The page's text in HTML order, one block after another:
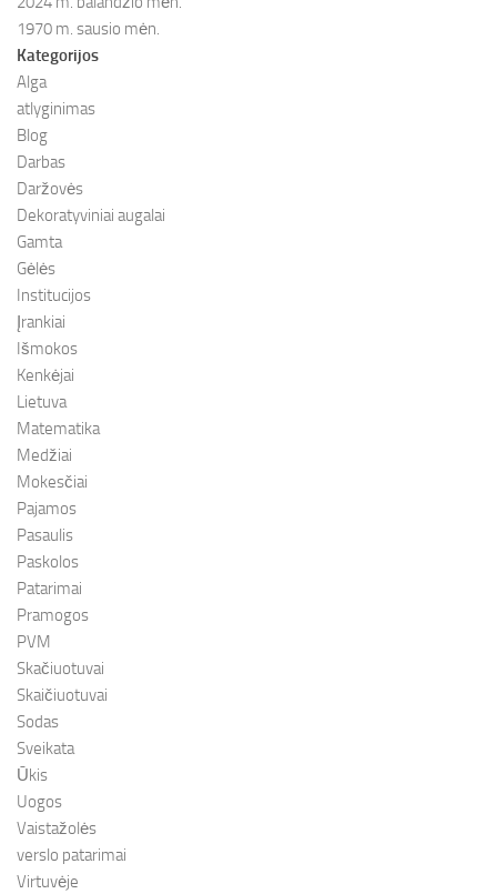
1970 m. sausio mėn.
Kategorijos
Alga
atlyginimas
Blog
Darbas
Daržovės
Dekoratyviniai augalai
Gamta
Gėlės
Institucijos
Įrankiai
Išmokos
Kenkėjai
Lietuva
Matematika
Medžiai
Mokesčiai
Pajamos
Pasaulis
Paskolos
Patarimai
Pramogos
PVM
Skačiuotuvai
Skaičiuotuvai
Sodas
Sveikata
Ūkis
Uogos
Vaistažolės
verslo patarimai
Virtuvėje